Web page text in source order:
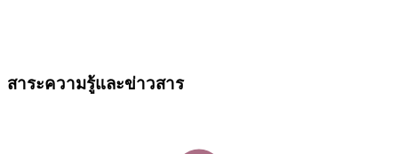
สาระความรู้และข่าวสาร